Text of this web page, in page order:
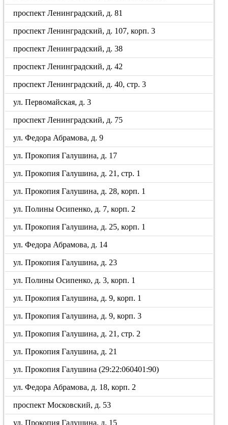
проспект Ленинградский, д. 81
проспект Ленинградский, д. 107, корп. 3
проспект Ленинградский, д. 38
проспект Ленинградский, д. 42
проспект Ленинградский, д. 40, стр. 3
ул. Первомайская, д. 3
проспект Ленинградский, д. 75
ул. Федора Абрамова, д. 9
ул. Прокопия Галушина, д. 17
ул. Прокопия Галушина, д. 21, стр. 1
ул. Прокопия Галушина, д. 28, корп. 1
ул. Полины Осипенко, д. 7, корп. 2
ул. Прокопия Галушина, д. 25, корп. 1
ул. Федора Абрамова, д. 14
ул. Прокопия Галушина, д. 23
ул. Полины Осипенко, д. 3, корп. 1
ул. Прокопия Галушина, д. 9, корп. 1
ул. Прокопия Галушина, д. 9, корп. 3
ул. Прокопия Галушина, д. 21, стр. 2
ул. Прокопия Галушина, д. 21
ул. Прокопия Галушина (29:22:060401:90)
ул. Федора Абрамова, д. 18, корп. 2
проспект Московский, д. 53
ул. Прокопия Галушина, д. 15